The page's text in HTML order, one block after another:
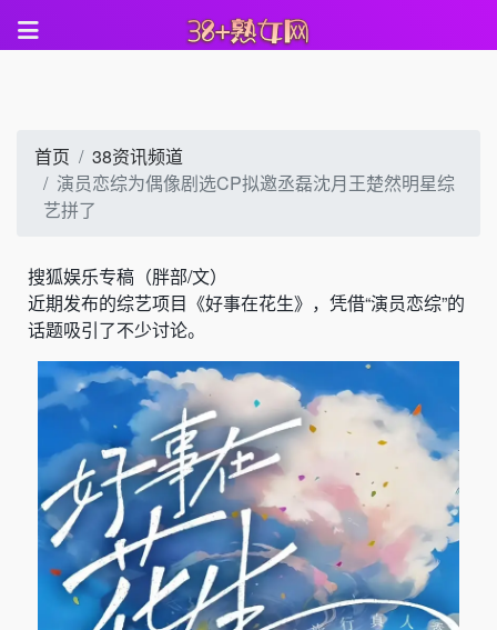
首页
38资讯频道
演员恋综为偶像剧选CP拟邀丞磊沈月王楚然明星综
艺拼了
搜狐娱乐专稿（胖部/文）
近期发布的综艺项目《好事在花生》，凭借“演员恋综”的
话题吸引了不少讨论。